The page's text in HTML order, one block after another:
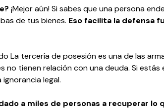
¡Mejor aún! Si sabes que una persona
de tus bienes. Eso facilita la defensa
La tercería de posesión es una de las
no tienen relación con una deuda. Si
legal.
a miles de personas a recuperar